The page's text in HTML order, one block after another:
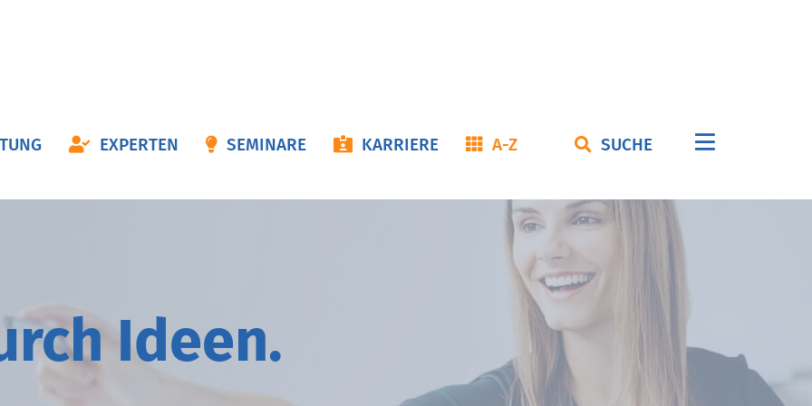
EXPERTEN SEMINARE KARRIERE A-Z SUCHE
Navigation
I deen.